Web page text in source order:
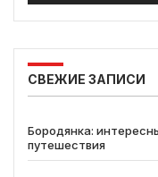
СВЕЖИЕ ЗАПИСИ
Бородянка:
путешествия